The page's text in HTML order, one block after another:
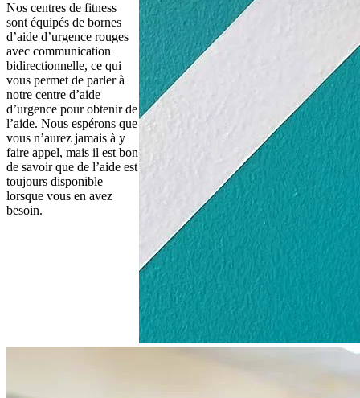
Nos centres de fitness
sont équipés de bornes
d’aide d’urgence rouges
avec communication
bidirectionnelle, ce qui
vous permet de parler à
notre centre d’aide
d’urgence pour obtenir de
l’aide. Nous espérons que
vous n’aurez jamais à y
faire appel, mais il est bon
de savoir que de l’aide est
toujours disponible
lorsque vous en avez
besoin.